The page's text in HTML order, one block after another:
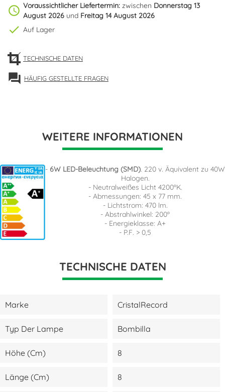
schedule Voraussichtlicher Liefertermin: zwischen Donnerstag 13
August 2026 und Freitag 14 August 2026
check Auf Lager
TECHNISCHE DATEN
forum HÄUFIG GESTELLTE FRAGEN
WEITERE INFORMATIONEN
- 6W LED-Beleuchtung (SMD). 220 v. Äquivalent zu 40W
Halogen.
- Neutralweißes Licht 4200ºK.
- Abmessungen: 45 x 77 mm.
- Lichtstrom: 470 lm.
- Abstrahlwinkel: 200º
- Energieklasse: A+
- P.F. > 0,5
TECHNISCHE DATEN
Marke CristalRecord
Typ Der Lampe Bombilla
Höhe (cm) 8
Länge (cm) 8